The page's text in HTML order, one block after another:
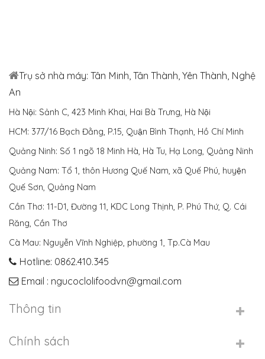
Trụ sở nhà máy: Tân Minh, Tân Thành, Yên Thành, Nghệ
An
Hà Nội: Sảnh C, 423 Minh Khai, Hai Bà Trưng, Hà Nội
HCM: 377/16 Bạch Đằng, P.15, Quận Bình Thạnh, Hồ Chí Minh
Quảng Ninh: Số 1 ngõ 18 Minh Hà, Hà Tu, Hạ Long, Quảng Ninh
Quảng Nam: Tổ 1, thôn Hương Quế Nam, xã Quế Phú, huyện
Quế Sơn, Quảng Nam
Cần Thơ: 11-D1, Đường 11, KDC Long Thịnh, P. Phú Thứ, Q. Cái
Răng, Cần Thơ
Cà Mau: Nguyễn Vĩnh Nghiệp, phường 1, Tp.Cà Mau
Hotline: 0862.410.345
Email : ngucoclolifoodvn@gmail.com
Thông tin
Chính sách